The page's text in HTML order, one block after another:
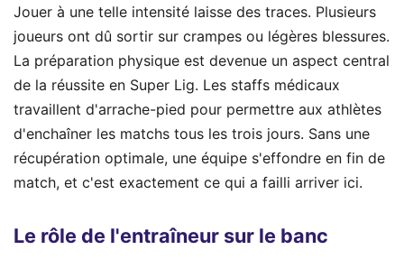
Jouer à une telle intensité laisse des traces. Plusieurs
joueurs ont dû sortir sur crampes ou légères blessures.
La préparation physique est devenue un aspect central
de la réussite en Super Lig. Les staffs médicaux
travaillent d'arrache-pied pour permettre aux athlètes
d'enchaîner les matchs tous les trois jours. Sans une
récupération optimale, une équipe s'effondre en fin de
match, et c'est exactement ce qui a failli arriver ici.
Le rôle de l'entraîneur sur le banc